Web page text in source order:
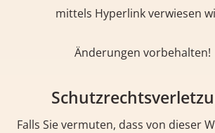
mittels Hyperlink verwiesen
Änderungen vorbehalten!
Falls Sie vermuten, dass von dieser